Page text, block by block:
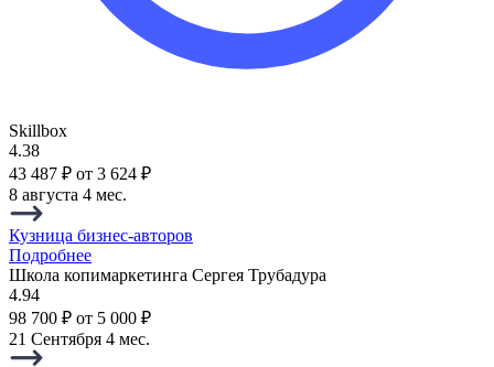
Skillbox
4.38
43 487 ₽ от 3 624 ₽
8 августа 4 мес.
Кузница бизнес-авторов
Подробнее
Школа копимаркетинга Сергея Трубадура
4.94
98 700 ₽ от 5 000 ₽
21 Сентября 4 мес.